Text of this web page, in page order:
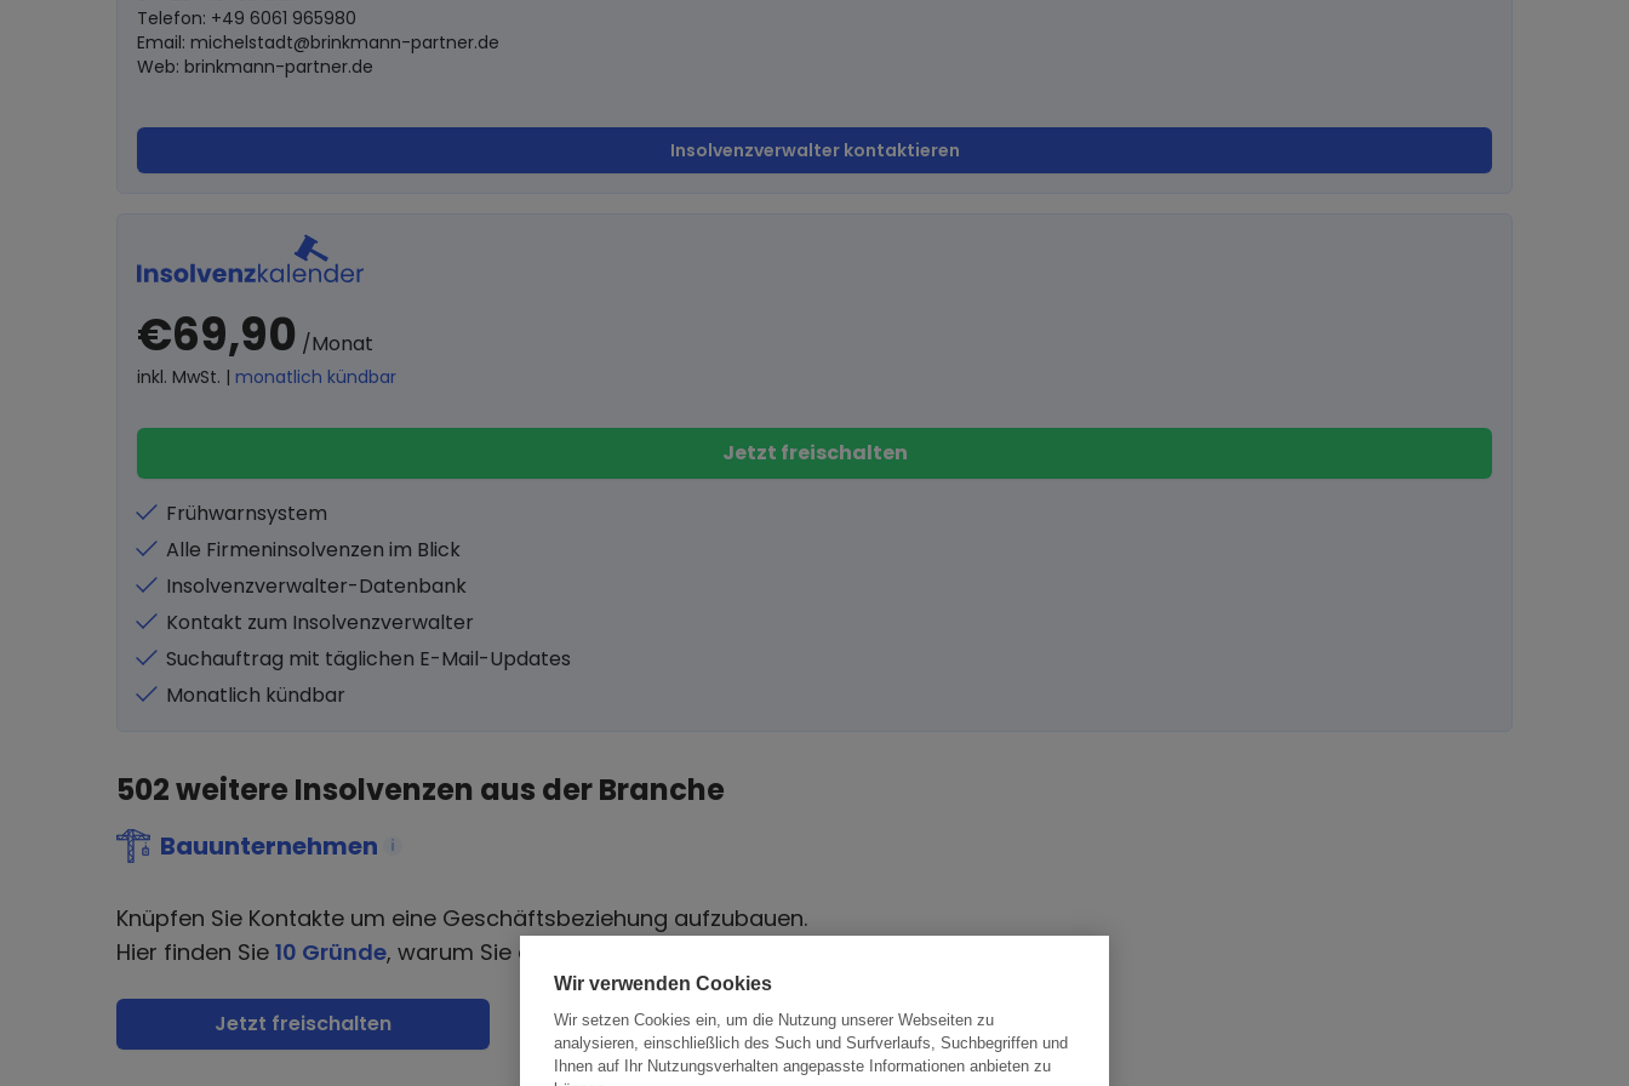
Telefon: +49 6061 965980
Email: michelstadt@brinkmann-partner.de
Web: brinkmann-partner.de
Insolvenzverwalter kontaktieren
€69,90 /Monat
inkl. MwSt. | monatlich kündbar
Jetzt freischalten
Frühwarnsystem
Alle Firmeninsolvenzen im Blick
Insolvenzverwalter-Datenbank
Kontakt zum Insolvenzverwalter
Suchauftrag mit täglichen E-Mail-Updates
Monatlich kündbar
502weitere Insolvenzen aus der Branche
Bauunternehmen i
Knüpfen Sie Kontakte um eine Geschäftsbeziehung aufzubauen.
Hier finden Sie 10 Gründe, warum Sie diese Chance nutzen sollten.
Jetzt freischalten
Wir verwenden Cookies
Wir setzen Cookies ein, um die Nutzung unserer Webseiten zu
analysieren, einschließlich des Such und Surfverlaufs, Suchbegriffen und
Ihnen auf Ihr Nutzungsverhalten angepasste Informationen anbieten zu